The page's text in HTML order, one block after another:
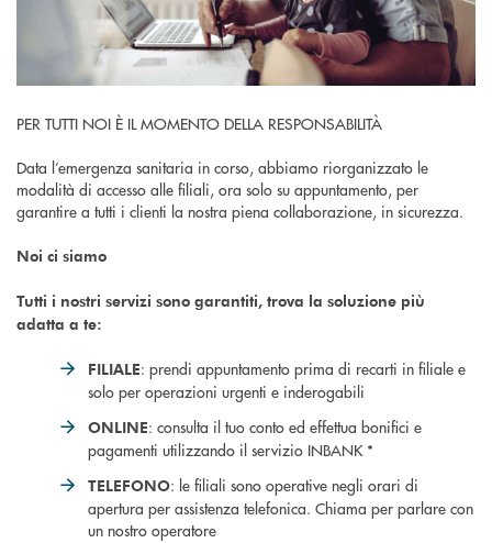
PER TUTTI NOI È IL MOMENTO DELLA RESPONSABILITÀ
Data l’emergenza sanitaria in corso, abbiamo riorganizzato le
modalità di accesso alle filiali, ora solo su appuntamento, per
garantire a tutti i clienti la nostra piena collaborazione, in sicurezza.
Noi ci siamo
Tutti i nostri servizi sono garantiti, trova la soluzione più
adatta a te:
FILIALE: prendi appuntamento prima di recarti in filiale e
solo per operazioni urgenti e inderogabili
ONLINE: consulta il tuo conto ed effettua bonifici e
pagamenti utilizzando il servizio INBANK *
TELEFONO: le filiali sono operative negli orari di
apertura per assistenza telefonica. Chiama per parlare con
un nostro operatore